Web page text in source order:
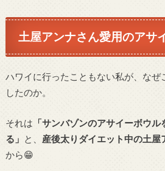
土屋アンナさん愛用のアサ
ハワイに行ったこともない私が、なぜ
したのか。
それは 「サンバゾンのアサイーボウ
る」 と、 産後太りダイエット中の土屋
から😁